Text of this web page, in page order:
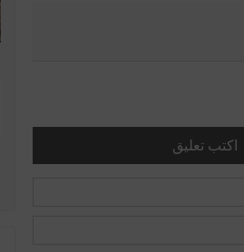
اكتب تعليق